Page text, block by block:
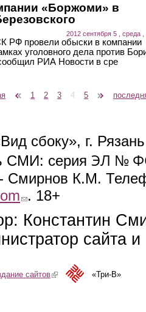
«Боржоми» в
2012 сентября 5 , среда ,
РФ провели обыски в компании
уголовного дела против
РИА Новости в сре
1 2 3 4 5
сбоку», г.
СМИ: серия ЭЛ №
Смирнов К.М.
(link sends e-mail)
. 18+
Константин
сайта
сайтов(link is external)«Три-В»